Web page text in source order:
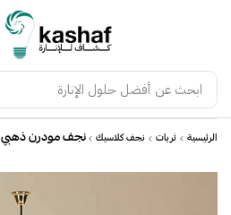
ابحث عن أفضل حلول الإنارة
الرئيسية ثريات نجف كلاسيك نجف مودرن ذهبي E14*36L